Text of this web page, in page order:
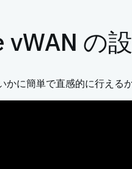
の
に簡単で直感的に行える